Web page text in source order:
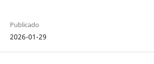
Publicado
2026-01-29